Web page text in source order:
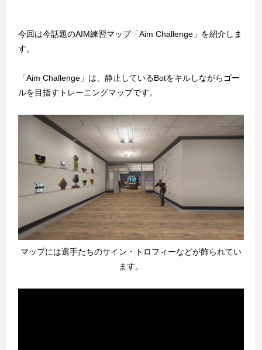
今回は今話題のAIM練習マップ「Aim Challenge」を紹介しま
す。
「Aim Challenge」は、静止しているBotをキルしながらゴー
ルを目指すトレーニングマップです。
マップには選手たちのサイン・トロフィーなどが飾られてい
ます。